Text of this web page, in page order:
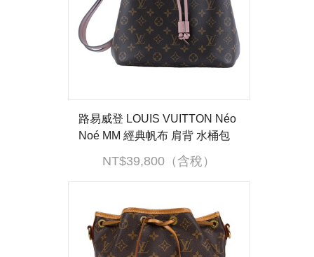
路易威登 LOUIS VUITTON Néo
Noé MM 經典帆布 肩背 水桶包
粉紅色 M44022 晶片款 原花拼粉
NEONOE 背帶
NT$39,800（含稅）